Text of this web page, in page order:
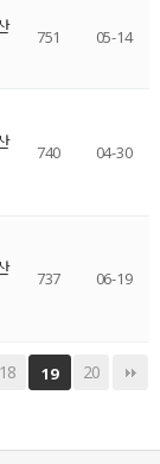
751 05-14
740 04-30
737 06-19
18 19 20